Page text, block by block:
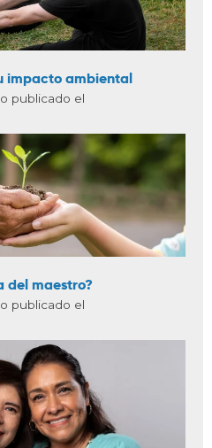
impacto ambiental
publicado el
del maestro?
publicado el